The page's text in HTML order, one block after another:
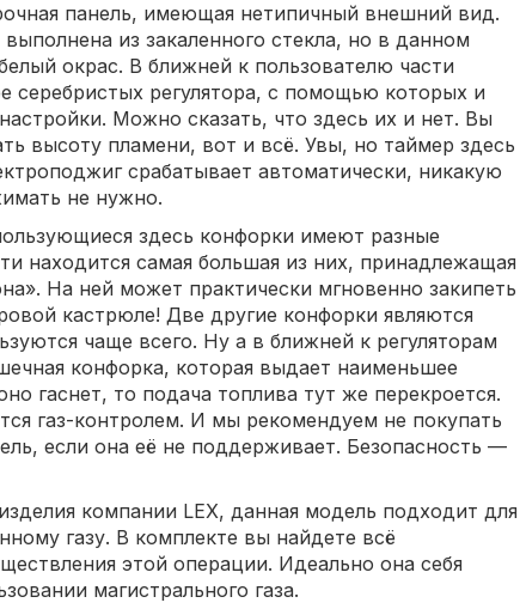
панель, имеющая нетипичный внешний вид.
из закаленного стекла, но в данном
окрас. В ближней к пользователю части
серебристых регулятора, с помощью которых и
Можно сказать, что здесь их и нет. Вы
высоту пламени, вот и всё. Увы, но таймер здесь
срабатывает автоматически, никакую
не нужно.
здесь конфорки имеют разные
находится самая большая из них, принадлежащая
На ней может практически мгновенно закипеть
кастрюле! Две другие конфорки являются
чаще всего. Ну а в ближней к регуляторам
конфорка, которая выдает наименьшее
гаснет, то подача топлива тут же перекроется.
газ-контролем. И мы рекомендуем не покупать
если она её не поддерживает. Безопасность —
компании LEX, данная модель подходит для
газу. В комплекте вы найдете всё
этой операции. Идеально она себя
магистрального газа.